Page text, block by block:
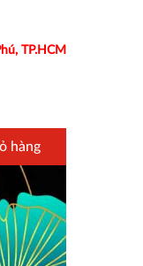
TP.HCM
hàng